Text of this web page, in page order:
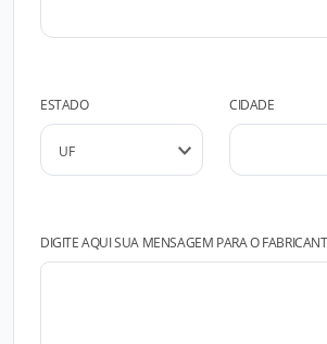
ESTADO CIDADE
DIGITE AQUI SUA MENSAGEM PARA O